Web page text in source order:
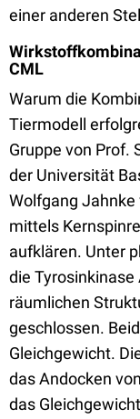
einer anderen
CML
Warum die
Tiermodell
Gruppe von Prof.
der Universität
Wolfgang
mittels
aufklären. Unter
die
räumlichen
geschlossen.
Gleichgewicht.
das Andocken
das